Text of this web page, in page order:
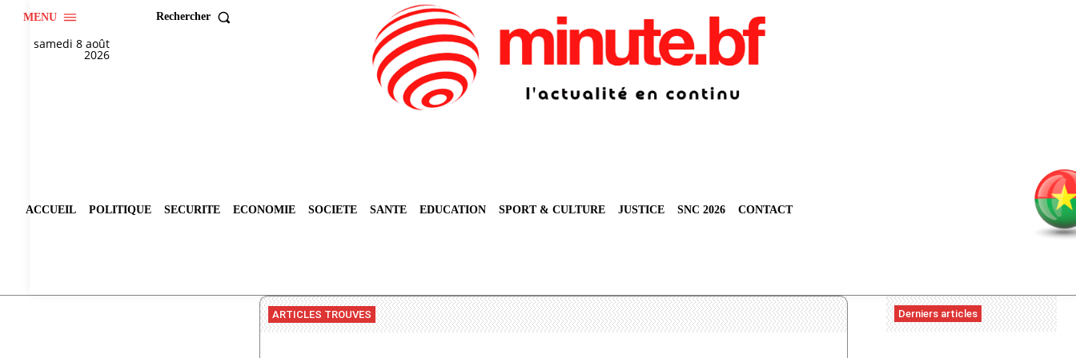
MENU Rechercher
samedi 8 août
2026
ACCUEIL POLITIQUE SECURITE ECONOMIE SOCIETE SANTE EDUCATION SPORT & CULTURE JUSTICE SNC 2026 CONTACT
ARTICLES TROUVES Derniers articles